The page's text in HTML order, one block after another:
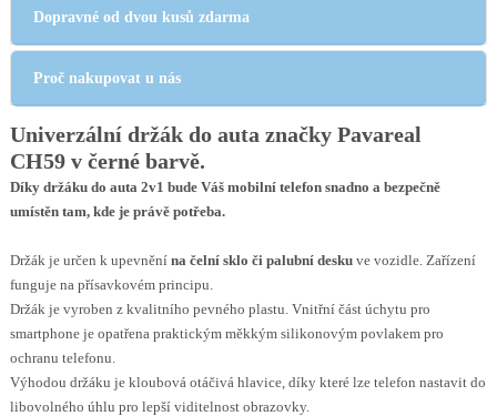
Dopravné od dvou kusů zdarma
Proč nakupovat u nás
Univerzální držák do auta značky Pavareal
CH59 v černé barvě.
Díky držáku do auta 2v1 bude Váš mobilní telefon snadno a bezpečně
umístěn tam, kde je právě potřeba.
Držák je určen k upevnění na čelní sklo či palubní deskuve vozidle. Zařízení
funguje na přísavkovém principu.
Držák je vyroben z kvalitního pevného plastu. Vnitřní část úchytu pro
smartphone je opatřena praktickým měkkým silikonovým povlakem pro
ochranu telefonu.
Výhodou držáku je kloubová otáčivá hlavice, díky které lze telefon nastavit do
libovolného úhlu pro lepší viditelnost obrazovky.